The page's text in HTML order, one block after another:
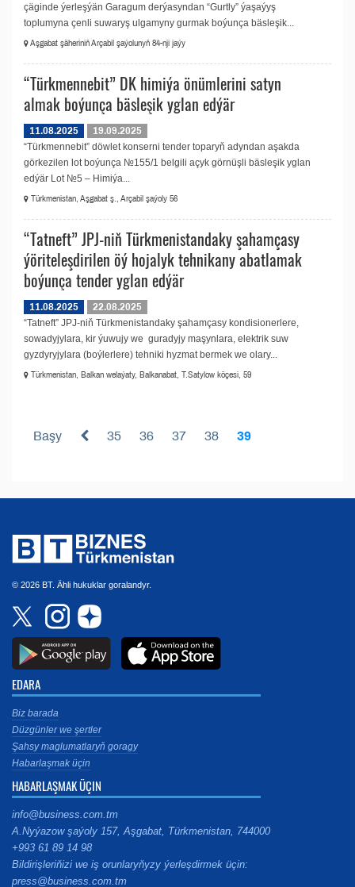
çäginde ýerleşýän Garagum derýasyndan “Gurtly” ýaşaýyş
toplumyna çenli suwaryş ulgamyny gurmak boýunça bäsleşik...
Aşgabat şäheriniň Arçabil şaýolunyň 84-nji jaýy
“Türkmennebit” DK himiýa önümlerini satyn
almak boýunça bäsleşik yglan edýär
11.08.2025
19.09.2025
“Türkmennebit” döwlet konserni tender toparyň adyndan aşakda
görkezilen lot boýunça №155/1 belgili açyk görnüşli bäsleşik yglan
edýär Lot №5 – Himiýa...
Türkmenistan, Aşgabat ş., Arçabil şaýoly 56
“Tatneft” JPJ-niň Türkmenistandaky şahamçasy
ýöriteleşdirilen öý hojalyk tehnikany abatlamak
boýunça tender yglan edýär
11.08.2025
22.08.2025
“Tatneft” JPJ-niň Türkmenistandaky şahamçasy kondisionerlere,
sowadyjylara, kir ýuwujy we guradyjy maşynlara, elektrik suw
gyzdyryjylara (boýlerlere) tehniki hyzmat bermek we olary...
Türkmenistan, Balkan welaýaty, Balkanabat, T.Satylow köçesi, 59
Başy 35 36 37 38 39
© 2026 BT. Ähli hukuklar goralandyr.
EDARA
Biz barada
Düzgünler we şertler
Şahsy maglumatlaryň goragy
Habarlaşmak üçin
HABARLAŞMAK ÜÇIN
info@business.com.tm
A.Nyýazow şaýoly 157, Aşgabat, Türkmenistan, 744000
+993 61 89 14 98
Bildirişleriňizi we iş orunlaryňyzy ýerleşdirmek üçin:
press@business.com.tm